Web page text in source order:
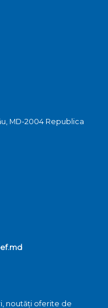
MD-2004 Republica
noutăți oferite de